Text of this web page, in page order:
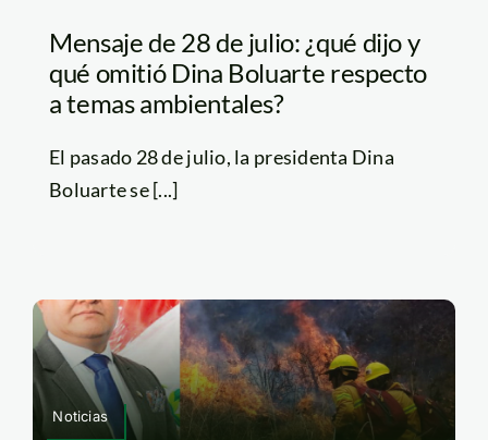
Mensaje de 28 de julio: ¿qué dijo y
qué omitió Dina Boluarte respecto
a temas ambientales?
El pasado 28 de julio, la presidenta Dina
Boluarte se [...]
Noticias